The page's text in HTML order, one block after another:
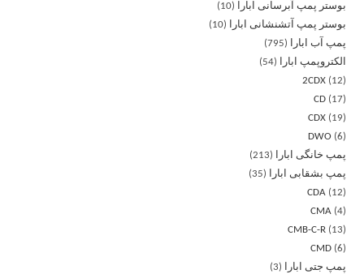
بوستر پمپ آبرسانی ابارا
10
بوستر پمپ آتشنشانی ابارا
10
پمپ آب ابارا
795
الکتروپمپ ابارا
54
2CDX
12
CD
17
CDX
19
DWO
6
پمپ خانگی ابارا
213
پمپ بشقابی ابارا
35
CDA
12
CMA 4
CMB-C-R
13
CMD 6
پمپ جتی ابارا
3